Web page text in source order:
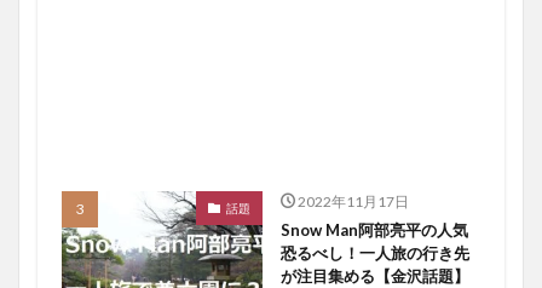
話題 2022年11月17日
Snow Man阿部亮平の人気
恐るべし！一人旅の行き先
が注目集める【金沢話題】